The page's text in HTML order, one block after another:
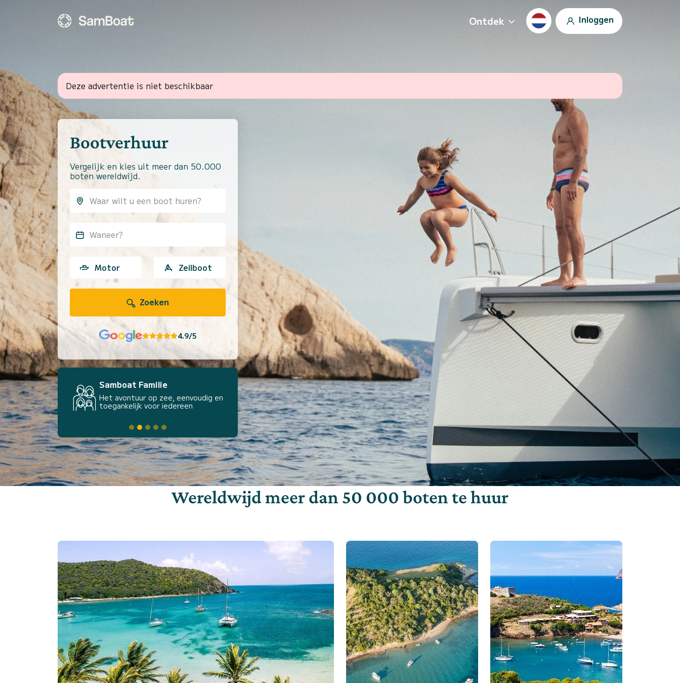
Ontdek Inloggen
Deze advertentie is niet beschikbaar
Bootverhuur
Vergelijk en kies uit meer dan 50.000
boten wereldwijd.
Waneer?
Motor Zeilboot
Zoeken
4.9/5
Samboat Familie
Het avontuur op zee, eenvoudig en
toegankelijk voor iedereen
Wereldwijd meer dan 50 000 boten te huur